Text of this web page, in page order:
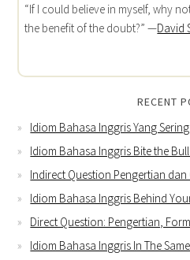
“If I could believe in myself, why
the benefit of the doubt?” —David
RECENT
Idiom Bahasa Inggris Yang
Idiom Bahasa Inggris Bite the
Indirect Question Pengertian
Idiom Bahasa Inggris Behind
Direct Question: Pengertian,
Idiom Bahasa Inggris In The